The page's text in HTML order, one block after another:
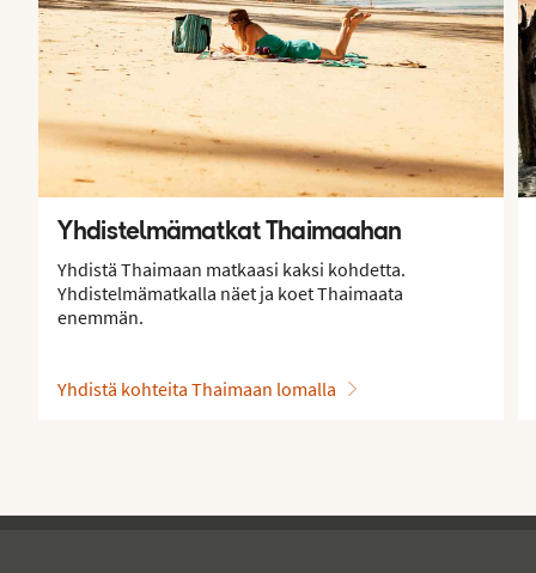
Yhdistelmämatkat Thaimaahan
Yhdistä Thaimaan matkaasi kaksi kohdetta.
Yhdistelmämatkalla näet ja koet Thaimaata
enemmän.
Yhdistä kohteita Thaimaan lomalla